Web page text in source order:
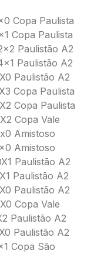
Copa Paulista
Copa Paulista
Paulistão A2
Paulistão A2
Paulistão A2
Copa Paulista
Copa Paulista
Copa Vale
Amistoso
Amistoso
Paulistão A2
Paulistão A2
Paulistão A2
Copa Vale
Paulistão A2
Paulistão A2
Copa São